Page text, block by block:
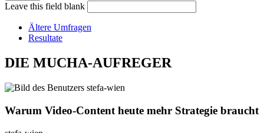
Leave this field blank
Ältere Umfragen
Resultate
DIE MUCHA-AUFREGER
Warum Video-Content heute mehr Strategie braucht